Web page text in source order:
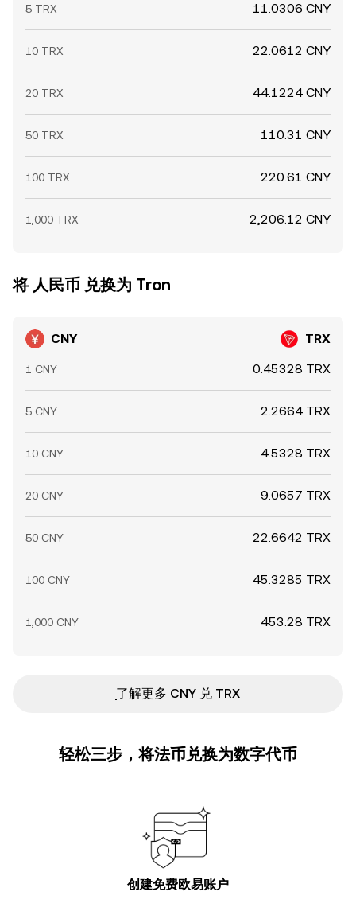
5 TRX 11.0306 CNY
10 TRX 22.0612 CNY
20 TRX 44.1224 CNY
50 TRX 110.31 CNY
100 TRX 220.61 CNY
1,000 TRX 2,206.12 CNY
将 人民币 兑换为 Tron
CNY TRX
1 CNY 0.45328 TRX
5 CNY 2.2664 TRX
10 CNY 4.5328 TRX
20 CNY 9.0657 TRX
50 CNY 22.6642 TRX
100 CNY 45.3285 TRX
1,000 CNY 453.28 TRX
ִִִִִִִִִִִִִִִִִִִִִִִִִִִִִִִִִִִִִִִִִִִִִִִ了解更多 CNY 兑 TRX
轻松三步，将法币兑换为数字代币
创建免费欧易账户